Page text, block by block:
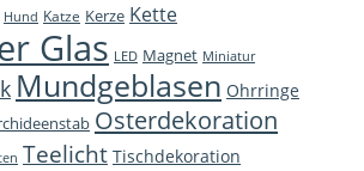
Hund Katze Kerze Kette
Glas LED Magnet Miniatur
Mundgeblasen Ohrringe
Osterdekoration
Teelicht Tischdekoration